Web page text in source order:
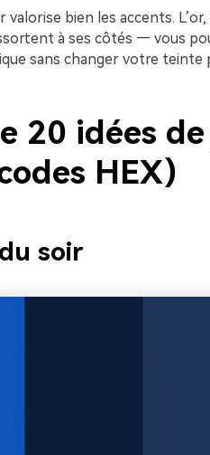
valorise bien les accents.
à ses côtés — vous
sans changer votre teinte
20 idées
HEX)
soir